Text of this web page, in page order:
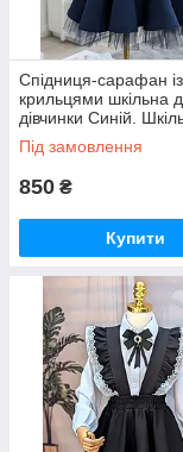
Спідниця-сарафан із
крильцями шкільна
дівчинки Синій.
сарафан для дівчаток
Під замовлення
850 ₴
Купити